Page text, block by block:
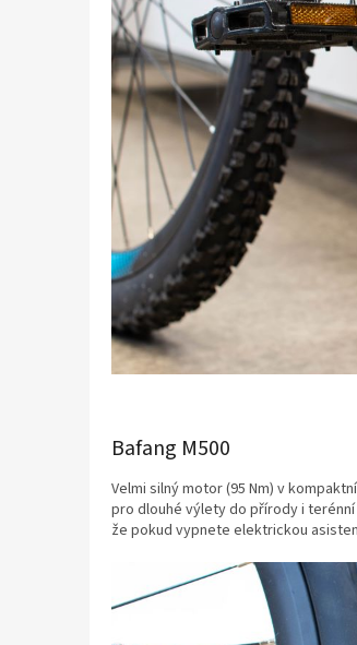
Bafang M500
Velmi silný motor (95 Nm) v
pro dlouhé výlety do přírody i
že pokud vypnete elektrickou